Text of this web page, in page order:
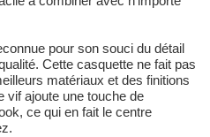
pour son souci du détail
Cette casquette ne fait pas
matériaux et des finitions
vif ajoute une touche de
ce qui en fait le centre